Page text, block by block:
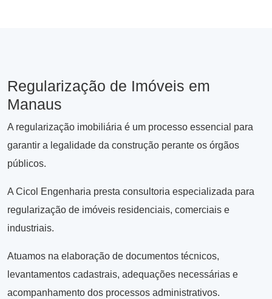
Regularização de Imóveis em
Manaus
A regularização imobiliária é um processo essencial para
garantir a legalidade da construção perante os órgãos
públicos.
A Cicol Engenharia presta consultoria especializada para
regularização de imóveis residenciais, comerciais e
industriais.
Atuamos na elaboração de documentos técnicos,
levantamentos cadastrais, adequações necessárias e
acompanhamento dos processos administrativos.